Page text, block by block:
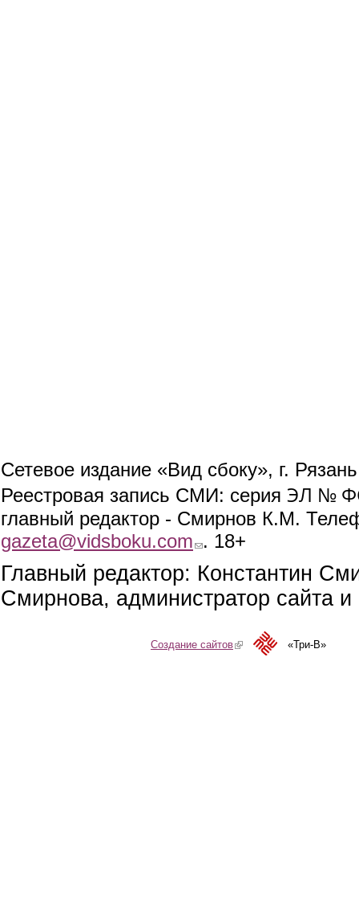
Сетевое издание «Вид сбоку», г.
Реестровая запись СМИ: серия ЭЛ №
главный редактор - Смирнов К.М.
gazeta@vidsboku.com (link sends e-mail)
. 18+
Главный редактор: Константин
Смирнова, администратор сайта
Создание сайтов(link is external)«Три-В»